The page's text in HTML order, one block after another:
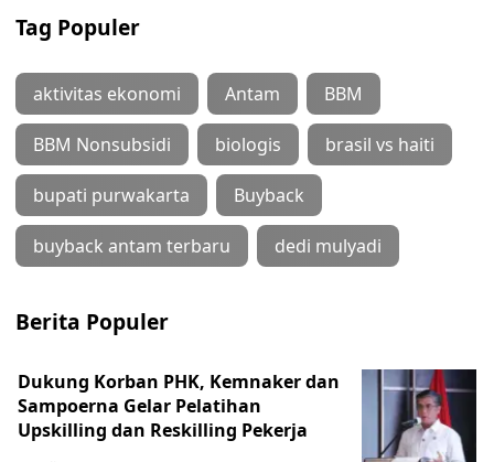
Tag Populer
aktivitas ekonomi Antam BBM
BBM Nonsubsidi biologis brasil vs haiti
bupati purwakarta Buyback
buyback antam terbaru dedi mulyadi
Berita Populer
Dukung Korban PHK, Kemnaker dan
Sampoerna Gelar Pelatihan
Upskilling dan Reskilling Pekerja